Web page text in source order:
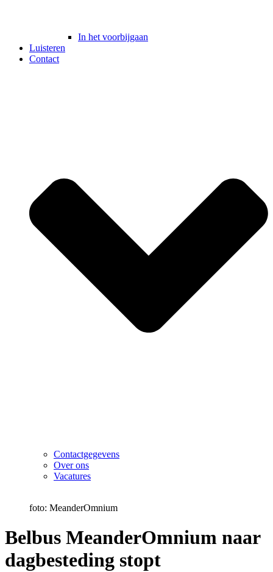
In het voorbijgaan
Luisteren
Contact
Contactgegevens
Over ons
Vacatures
foto: MeanderOmnium
Belbus MeanderOmnium naar
dagbesteding stopt